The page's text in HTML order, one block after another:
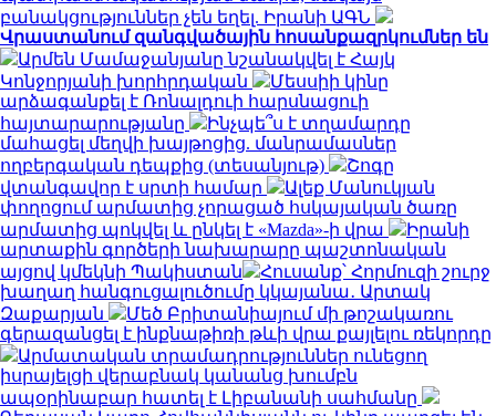
բանակցություններ չեն եղել. Իրանի ԱԳՆ
Վրաստանում զանգվածային հոսանքազրկումներ են
Արմեն Մամաջանյանը նշանակվել է Հայկ
Կոնջորյանի խորհրդական
Մեսսիի կինը
արձագանքել է Ռոնալդուի հարսնացուի
հայտարարությանը
Ինչպե՞ս է տղամարդը
մահացել մեղվի խայթոցից. մանրամասներ
ողբերգական դեպքից (տեսանյութ)
Շոգը
վտանգավոր է սրտի համար
Ալեք Մանուկյան
փողոցում արմատից չորացած հսկայական ծառը
արմատից պոկվել և ընկել է «Mazda»-ի վրա
Իրանի
արտաքին գործերի նախարարը պաշտոնական
այցով կմեկնի Պակիստան
Հուսանք՝ Հորմուզի շուրջ
խաղաղ հանգուցալուծումը կկայանա․ Արտակ
Զաքարյան
Մեծ Բրիտանիայում մի թոշակառու
գերազանցել է ինքնաթիռի թևի վրա քայլելու ռեկորդը
Արմատական տրամադրություններ ունեցող
իսրայելցի վերաբնակ կանանց խումբն
ապօրինաբար հատել է Լիբանանի սահմանը